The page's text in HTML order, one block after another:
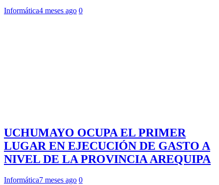
Informática4 meses ago 0
UCHUMAYO OCUPA EL PRIMER
LUGAR EN EJECUCIÓN DE GASTO A
NIVEL DE LA PROVINCIA AREQUIPA
Informática7 meses ago 0